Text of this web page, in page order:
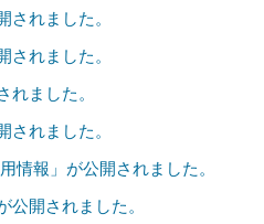
されました。
されました。
れました。
されました。
情報」が公開されました。
開されました。